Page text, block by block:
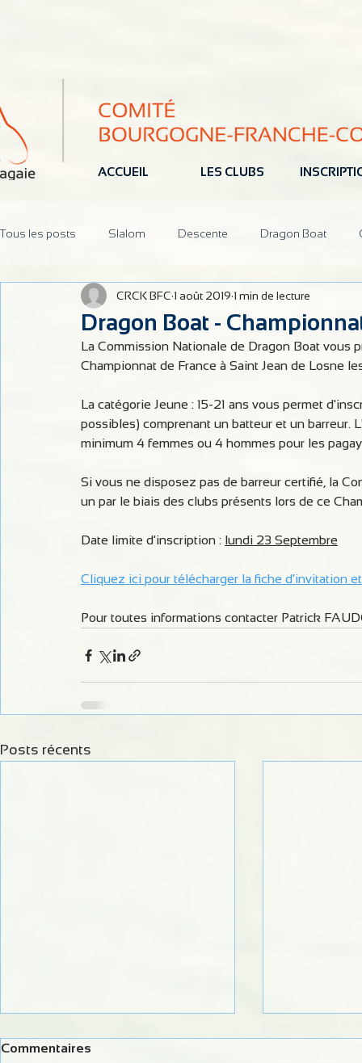
ACCUEIL LES CLUBS
Tous les posts Slalom Descente Dragon Boat
Pôle Espoir Réunions CoDir
Dragon Boat -
CRCK BFC 1 août 2019 1 min de lecture
La Commission Nationale de Dragon Boat vous
Championnat de France à Saint Jean de Losne
La catégorie Jeune : 15-21 ans vous permet
possibles) comprenant un batteur et un
minimum 4 femmes ou 4 hommes pour les
Si vous ne disposez pas de barreur certifié, la
un par le biais des clubs présents lors de ce
Date limite d'inscription : lundi 23 Septembre
Cliquez ici pour télécharger la fiche d'invitation
Pour toutes informations contacter Patrick
Posts récents
Commentaires